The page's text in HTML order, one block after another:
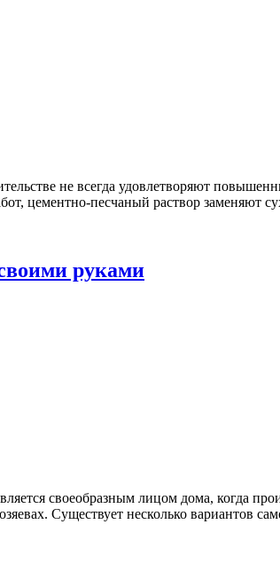
не всегда удовлетворяют
цементно-песчаный раствор заменяют
руками
своеобразным лицом дома, когда
Существует несколько вариантов